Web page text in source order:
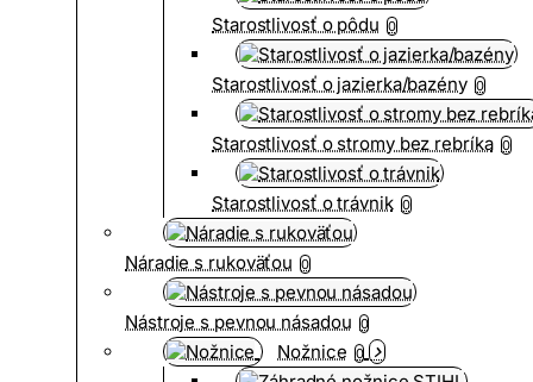
Starostlivosť o pôdu 0
Starostlivosť o jazierka/bazény 0
Starostlivosť o stromy bez rebríka 0
Starostlivosť o trávnik 0
Náradie s rukoväťou 0
Nástroje s pevnou násadou 0
Nožnice 0